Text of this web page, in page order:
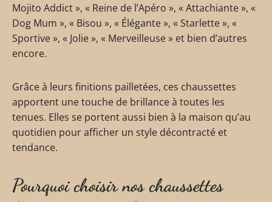
Mojito Addict », « Reine de l’Apéro », « Attachiante », «
Dog Mum », « Bisou », « Élégante », « Starlette », «
Sportive », « Jolie », « Merveilleuse » et bien d’autres
encore.
Grâce à leurs finitions pailletées, ces chaussettes
apportent une touche de brillance à toutes les
tenues. Elles se portent aussi bien à la maison qu’au
quotidien pour afficher un style décontracté et
tendance.
Pourquoi choisir nos chaussettes